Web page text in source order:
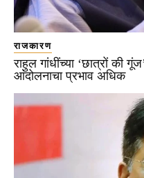
राजकारण
राहुल गांधींच्या ‘छात्रों की
आंदोलनाचा प्रभाव अधिक